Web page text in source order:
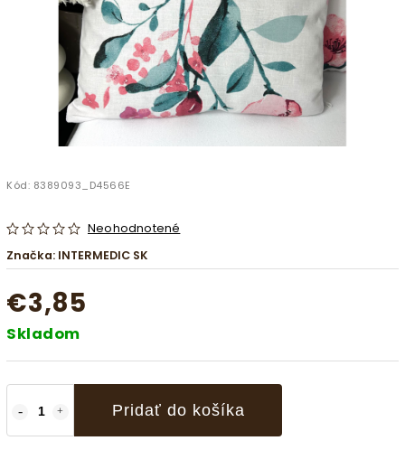
Kód: 8389093_D4566E
Neohodnotené
Značka: INTERMEDIC SK
€3,85
Skladom
Pridať do košíka